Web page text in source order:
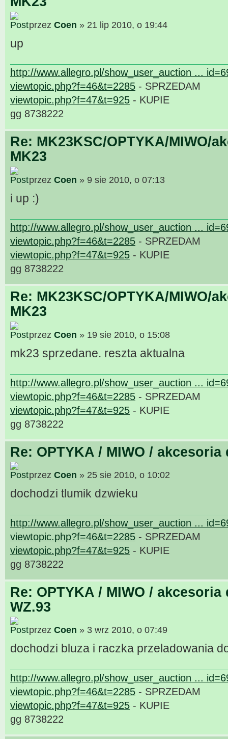
przez Coen » 21 lip 2010, o 19:44
up
http://www.allegro.pl/show_user_auction ...
viewtopic.php?f=46&t=2285 - SPRZEDAM
viewtopic.php?f=47&t=925 - KUPIE
gg 8738222
Re: MK23KSC/OPTYKA/MIWO/
MK23
przez Coen » 9 sie 2010, o 07:13
i up :)
http://www.allegro.pl/show_user_auction ...
viewtopic.php?f=46&t=2285 - SPRZEDAM
viewtopic.php?f=47&t=925 - KUPIE
gg 8738222
Re: MK23KSC/OPTYKA/MIWO/
MK23
przez Coen » 19 sie 2010, o 15:08
mk23 sprzedane. reszta aktualna
http://www.allegro.pl/show_user_auction ...
viewtopic.php?f=46&t=2285 - SPRZEDAM
viewtopic.php?f=47&t=925 - KUPIE
gg 8738222
Re: OPTYKA / MIWO / akcesoria
przez Coen » 25 sie 2010, o 10:02
dochodzi tlumik dzwieku
http://www.allegro.pl/show_user_auction ...
viewtopic.php?f=46&t=2285 - SPRZEDAM
viewtopic.php?f=47&t=925 - KUPIE
gg 8738222
Re: OPTYKA / MIWO / akcesoria
WZ.93
przez Coen » 3 wrz 2010, o 07:49
dochodzi bluza i raczka przeladowania
http://www.allegro.pl/show_user_auction ...
viewtopic.php?f=46&t=2285 - SPRZEDAM
viewtopic.php?f=47&t=925 - KUPIE
gg 8738222